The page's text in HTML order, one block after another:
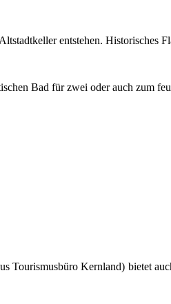
entstehen. Historisches
Bad für zwei oder auch zum
Tourismusbüro Kernland) bietet